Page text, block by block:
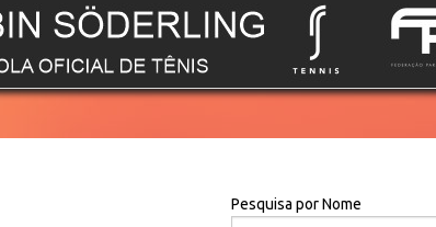
Pesquisa por Nome